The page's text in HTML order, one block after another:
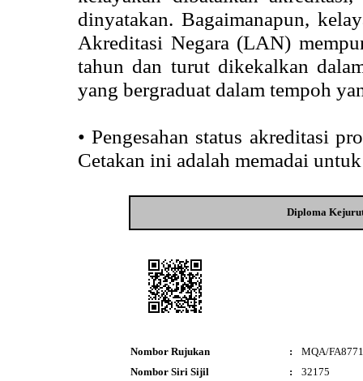
dinyatakan. Bagaimanapun,
Akreditasi Negara (LAN)
tahun dan turut dikekalkan
yang bergraduat dalam tempoh
• Pengesahan status akreditasi
Cetakan ini adalah memadai
Diploma
Nombor Rujukan :
MQA/FA8771
Nombor Siri Sijil
:
32175